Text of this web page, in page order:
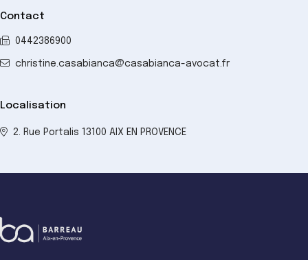
Contact
0442386900
christine.casabianca@casabianca-avocat.fr
Localisation
2. Rue Portalis 13100 AIX EN PROVENCE